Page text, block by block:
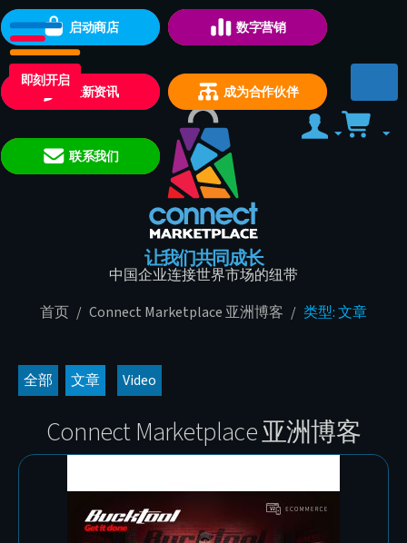
启动商店 数字营销
最新资讯 成为合作伙伴
联系我们
即刻开启
让我们共同成长
中国企业连接世界市场的纽带
首页 / Connect Marketplace 亚洲博客 / 类型: 文章
全部 文章 Video
Connect Marketplace 亚洲博客